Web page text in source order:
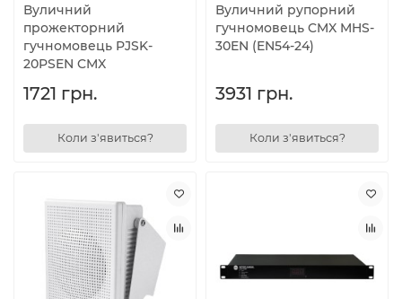
Вуличний
прожекторний
гучномовець PJSK-
20PSEN CMX
1721 грн.
Коли з'явиться?
Вуличний рупорний
гучномовець CMX MHS-
30EN (EN54-24)
3931 грн.
Коли з'явиться?